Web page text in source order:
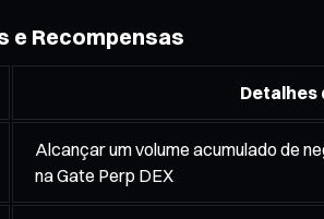
e Recompensas
Detalhes
Alcançar um volume acumulado de
na Gate Perp DEX